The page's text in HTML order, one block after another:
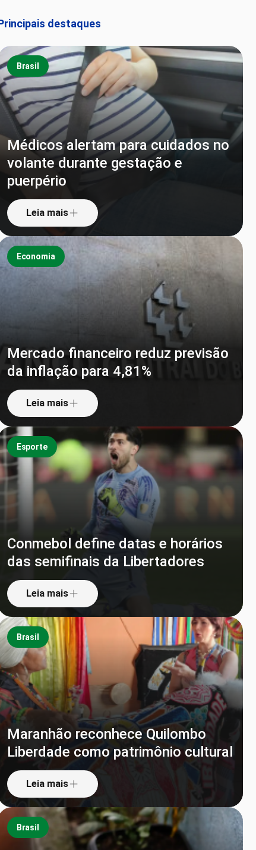
destaques
Brasil
Médicos alertam para cuidados no
volante durante gestação e
puerpério
Leia mais
Economia
Mercado financeiro reduz previsão
da inflação para 4,81%
Leia mais
Esporte
Conmebol define datas e horários
das semifinais da Libertadores
Leia mais
Brasil
Maranhão reconhece Quilombo
Liberdade como patrimônio cultural
Leia mais
Brasil